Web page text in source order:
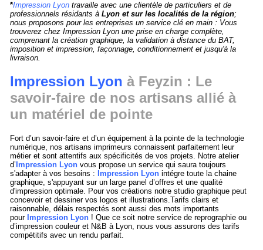
*Impression Lyon travaille avec une clientèle de particuliers et de
professionnels résidants àLyon et sur les localités de la région;
nous proposons pour les entreprises un service clé en main : Vous
trouverez chez Impression Lyon une prise en charge complète,
comprenant la création graphique, la validation à distance du BAT,
imposition et impression, façonnage, conditionnement et jusqu'à la
livraison.
Impression Lyon à Feyzin : Le
savoir-faire de nos artisans allié à
un matériel de pointe
Fort d’un savoir-faire et d’un équipement à la pointe de la technologie
numérique, nos artisans imprimeurs connaissent parfaitement leur
métier et sont attentifs aux spécificités de vos projets. Notre atelier
d’ Impression Lyon vous propose un service qui saura toujours
s'adapter à vos besoins : Impression Lyon intégre toute la chaine
graphique, s'appuyant sur un large panel d’offres et une qualité
d'impression optimale. Pour vos créations notre studio graphique peut
concevoir et dessiner vos logos et illustrations.Tarifs clairs et
raisonnable, délais respectés sont aussi des mots importants
pour Impression Lyon ! Que ce soit notre service de reprographie ou
d’impression couleur et N&B à Lyon, nous vous assurons des tarifs
compétitifs avec un rendu parfait.